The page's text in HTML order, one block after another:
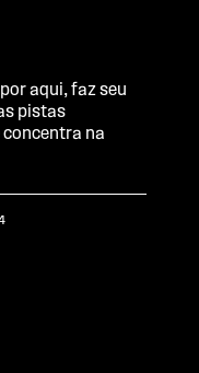
aqui, faz seu
pistas
concentra na